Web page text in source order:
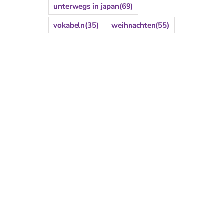
unterwegs in japan(69)
vokabeln(35) weihnachten(55)